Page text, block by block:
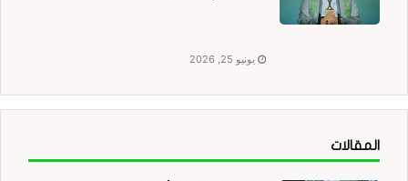
يونيو 25, 2026
المقالات